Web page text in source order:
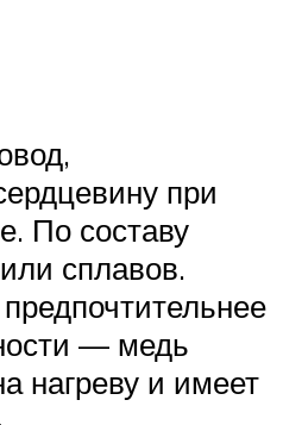
при
По составу
сплавов.
— медь
нагреву и имеет